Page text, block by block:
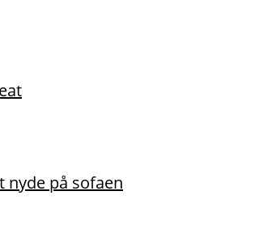
nyde på sofaen